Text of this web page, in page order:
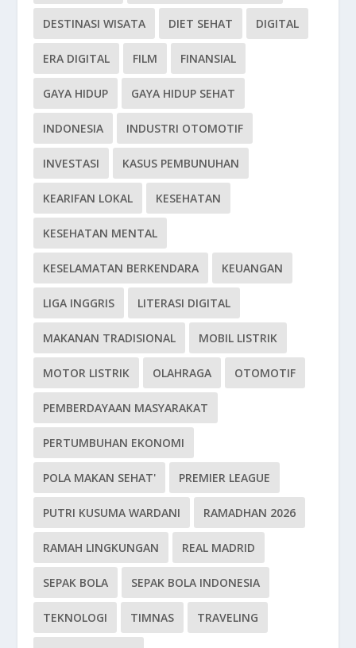
DESTINASI WISATA DIET SEHAT DIGITAL
ERA DIGITAL FILM FINANSIAL
GAYA HIDUP GAYA HIDUP SEHAT
INDONESIA INDUSTRI OTOMOTIF
INVESTASI KASUS PEMBUNUHAN
KEARIFAN LOKAL KESEHATAN
KESEHATAN MENTAL
KESELAMATAN BERKENDARA KEUANGAN
LIGA INGGRIS LITERASI DIGITAL
MAKANAN TRADISIONAL MOBIL LISTRIK
MOTOR LISTRIK OLAHRAGA OTOMOTIF
PEMBERDAYAAN MASYARAKAT
PERTUMBUHAN EKONOMI
POLA MAKAN SEHAT' PREMIER LEAGUE
PUTRI KUSUMA WARDANI RAMADHAN 2026
RAMAH LINGKUNGAN REAL MADRID
SEPAK BOLA SEPAK BOLA INDONESIA
TEKNOLOGI TIMNAS TRAVELING